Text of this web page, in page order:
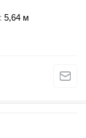
5,64 м